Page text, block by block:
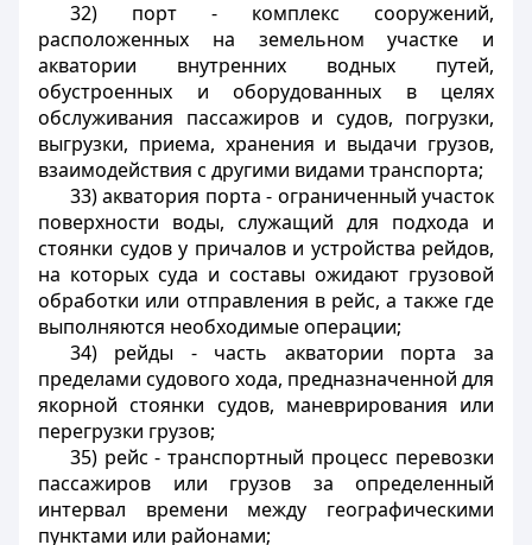
32) порт - комплекс сооружений,
расположенных на земельном участке и
акватории внутренних водных путей,
обустроенных и оборудованных в целях
обслуживания пассажиров и судов, погрузки,
выгрузки, приема, хранения и выдачи грузов,
взаимодействия с другими видами транспорта;
33) акватория порта - ограниченный участок
поверхности воды, служащий для подхода и
стоянки судов у причалов и устройства рейдов,
на которых суда и составы ожидают грузовой
обработки или отправления в рейс, а также где
выполняются необходимые операции;
34) рейды - часть акватории порта за
пределами судового хода, предназначенной для
якорной стоянки судов, маневрирования или
перегрузки грузов;
35) рейс - транспортный процесс перевозки
пассажиров или грузов за определенный
интервал времени между географическими
пунктами или районами;